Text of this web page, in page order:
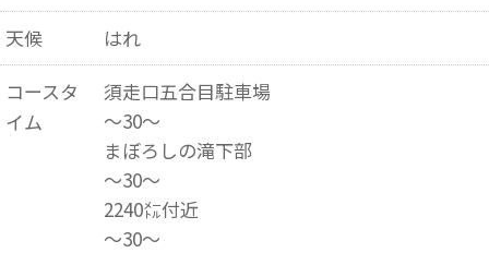
天候
はれ
コースタ
イム
須走口五合目駐車場
～30〜
まぼろしの滝下部
～30～
2240㍍付近
～30～